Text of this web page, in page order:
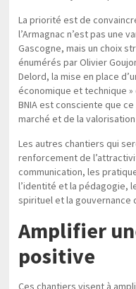
La priorité est de
l’Armagnac n’est pas une
Gascogne, mais un choix
énumérés par Olivier
Delord, la mise en place
économique et technique
BNIA est consciente que
marché et de la
Les autres chantiers qui
renforcement de
communication, les
l’identité et la pédagogie,
spirituel et la gouvernance
Amplifier
positive
Ces chantiers visent à